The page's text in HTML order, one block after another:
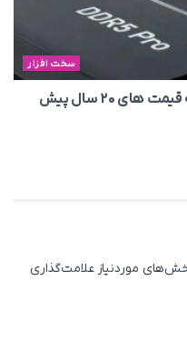
سخت افزار
تقاضای هوش مصنوعی بازار رم را به قیمت های ۲۰ سال پیش
موردنیاز علامت‌گذاری